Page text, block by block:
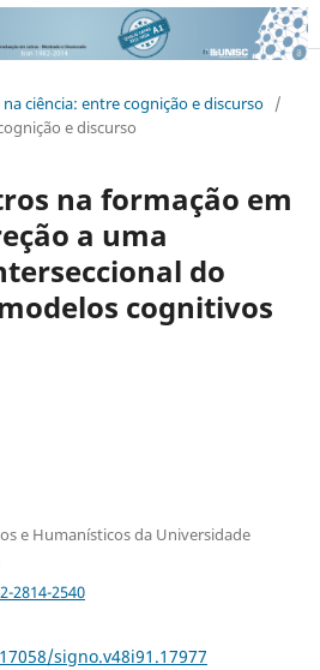
ciência: entre cognição e discurso /
e discurso
na formação em
a uma
do
cognitivos
e Humanísticos da Universidade
2814-2540
signo.v48i91.17977